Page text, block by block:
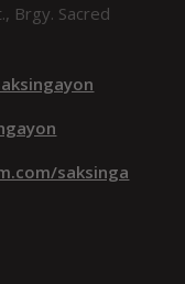
Brgy. Sacred
saksinga